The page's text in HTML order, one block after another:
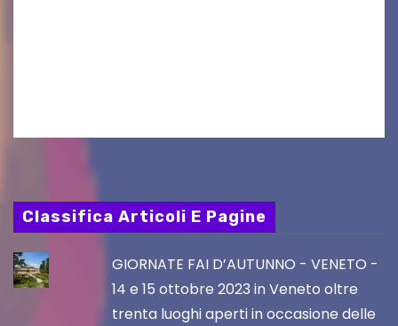
Classifica Articoli E Pagine
GIORNATE FAI D’AUTUNNO - VENETO -
14 e 15 ottobre 2023 in Veneto oltre
trenta luoghi aperti in occasione delle